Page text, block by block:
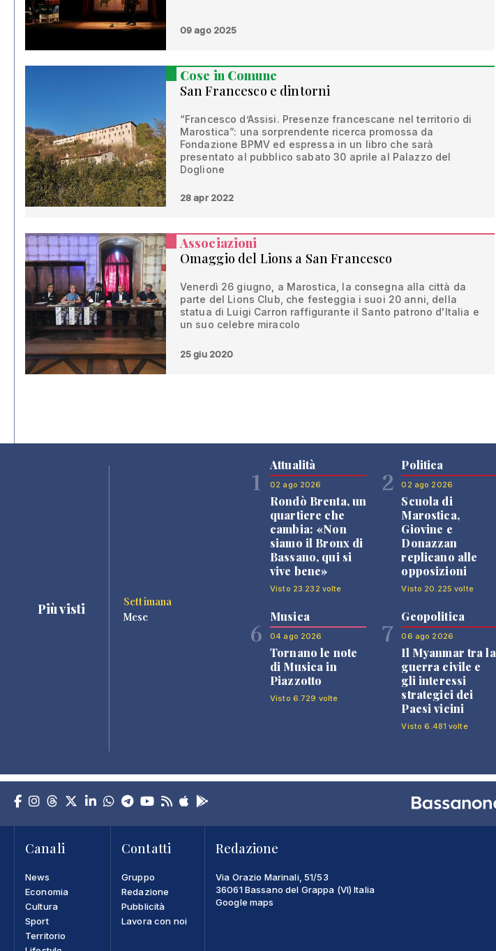
09 ago 2025
Cose in Comune
San Francesco e dintorni
“Francesco d’Assisi. Presenze francescane nel territorio di
Marostica”: una sorprendente ricerca promossa da
Fondazione BPMV ed espressa in un libro che sarà
presentato al pubblico sabato 30 aprile al Palazzo del
Doglione
28 apr 2022
Associazioni
Omaggio del Lions a San Francesco
Venerdì 26 giugno, a Marostica, la consegna alla città da
parte del Lions Club, che festeggia i suoi 20 anni, della
statua di Luigi Carron raffigurante il Santo patrono d'Italia e
un suo celebre miracolo
25 giu 2020
Più visti
Settimana
Mese
1
Attualità
02 ago 2026
Rondò Brenta, un
quartiere che
cambia: «Non
siamo il Bronx di
Bassano, qui si
vive bene»
Visto 23.232 volte
2
Politica
02 ago 2026
Scuola di
Marostica,
Giovine e
Donazzan
replicano alle
opposizioni
Visto 20.225 volte
6
Musica
04 ago 2026
Tornano le note
di Musica in
Piazzotto
Visto 6.729 volte
7
Geopolitica
06 ago 2026
Il Myanmar tra la
guerra civile e
gli interessi
strategici dei
Paesi vicini
Visto 6.481 volte
Canali
News
Economia
Cultura
Sport
Territorio
Contatti
Gruppo
Redazione
Pubblicità
Lavora con noi
Redazione
Via Orazio Marinali, 51/53
36061 Bassano del Grappa (VI) Italia
Google maps